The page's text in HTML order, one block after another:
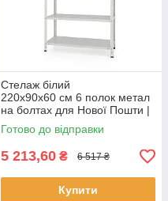
Стелаж білий
220х90х60 см 6 полок метал
на болтах для Нової Пошти |
Стелаж для тераси
Готово до відправки
5 213,60 ₴ 6 517 ₴
Купити